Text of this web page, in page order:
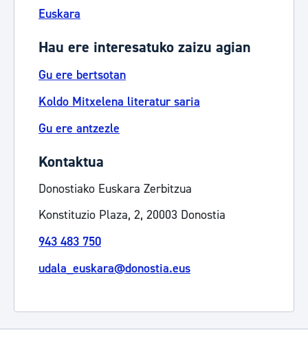
Euskara
Hau ere interesatuko zaizu agian
Gu ere bertsotan
Koldo Mitxelena literatur saria
Gu ere antzezle
Kontaktua
Donostiako Euskara Zerbitzua
Konstituzio Plaza, 2, 20003 Donostia
943 483 750
udala_euskara@donostia.eus